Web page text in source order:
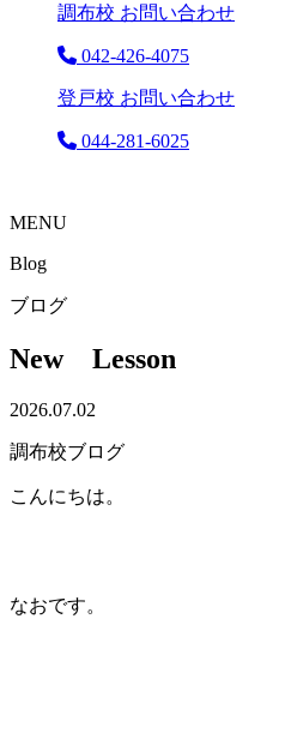
調布校 お問い合わせ
042-426-4075
登戸校 お問い合わせ
044-281-6025
MENU
Blog
ブログ
New Lesson
2026.07.02
調布校ブログ
こんにちは。
なおです。